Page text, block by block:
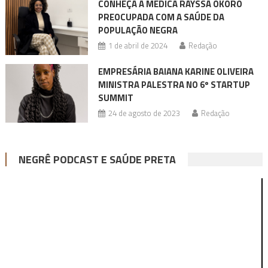
CONHEÇA A MÉDICA RAYSSA OKORO
PREOCUPADA COM A SAÚDE DA
POPULAÇÃO NEGRA
1 de abril de 2024 Redação
EMPRESÁRIA BAIANA KARINE OLIVEIRA
MINISTRA PALESTRA NO 6º STARTUP
SUMMIT
24 de agosto de 2023 Redação
NEGRÊ PODCAST E SAÚDE PRETA